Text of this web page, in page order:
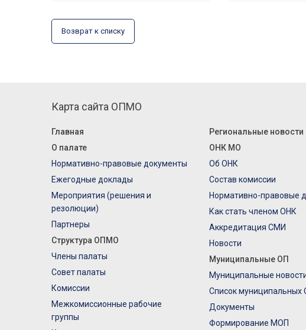
Возврат к списку
Карта сайта ОПМО
Главная
О палате
Нормативно-правовые документы
Ежегодные доклады
Мероприятия (решения и
резолюции)
Партнеры
Структура ОПМО
Члены палаты
Совет палаты
Комиссии
Межкомиссионные рабочие
группы
Региональные новости
ОНК МО
Об ОНК
Состав комиссии
Нормативно-правовые
Как стать членом ОНК
Аккредитация СМИ
Новости
Муниципальные ОП
Муниципальные
Список муниципальных
Документы
Формирование МОП